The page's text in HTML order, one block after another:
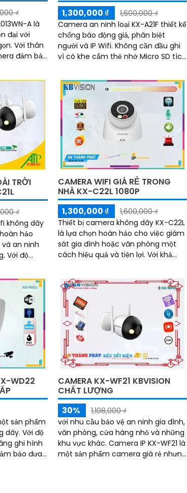
₫
A là
đại với
đảm bảo
1,300,000 ₫
1,600,000 ₫
Camera an ninh loại KX-A21F thiết kế
chống báo động giả, phân biệt
người và IP Wifi. Không cần đầu ghi
vì có khe cắm thẻ nhớ Micro SD tích
an...
TRỜI
₫
không dây
hảo
an ninh
C21L giúp
động một
CAMERA WIFI GIÁ RẺ TRONG
NHÀ KX-C22L 1080P
1,300,000 ₫
1,600,000 ₫
Thiết bị camera không dây KX-C22L
là lựa chọn hoàn hảo cho việc giám
sát gia đình hoặc văn phòng một
cách hiệu quả và tiện lợi. Với khả
giúp bạn dễ dàng theo dõi mọi hoạt
động từ xa thông qua điện thoại di
động
WD22
sản phẩm
độ
ghi hình
bảo đưa
CAMERA KX-WF21 KBVISION
CHẤT LƯỢNG
30%
1,108,000 ₫
với nhu cầu bảo vệ an ninh gia đình,
văn phòng, cửa hàng nhỏ và những
khu vực khác. Camera IP KX-WF21 là
một sản phẩm camera giá rẻ nhưng